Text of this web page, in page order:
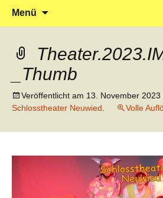
Kindergarten
Klein reingehen – Groß
Menü
_Thumb
Veröffentlicht am 13. November 2023
Schlosstheater Neuwied
Volle